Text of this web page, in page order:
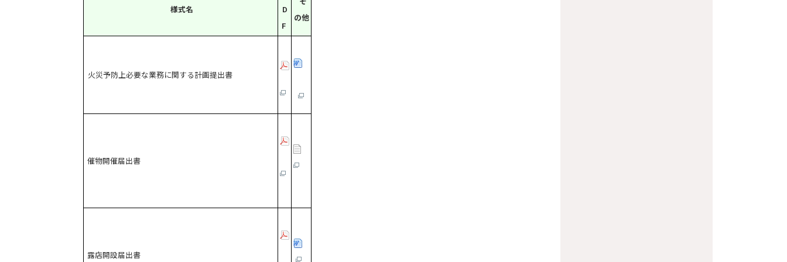
様式名
D
F
の他
火災予防上必要な業務に関する計画提出書
催物開催届出書
露店開設届出書